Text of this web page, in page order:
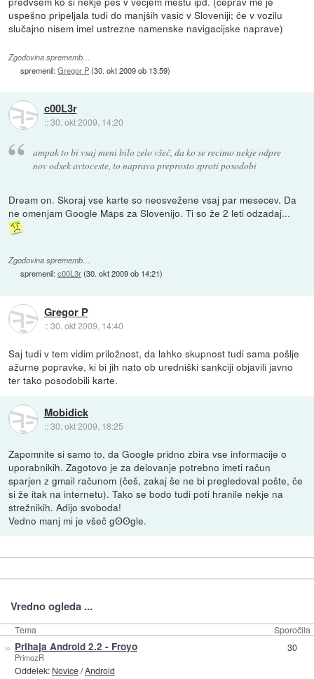
uspešno pripeljala tudi do manjših vasic v Sloveniji; če v vozilu
slučajno nisem imel ustrezne namenske navigacijske naprave)
Zgodovina sprememb…
spremenil:Gregor P(30. okt 2009 ob 13:59)
c00L3r
::30. okt 2009, 14:20
ampak to bi vsaj meni bilo zelo všeč, da ko se recimo nekje odpre
nov odsek avtoceste, to naprava preprosto sproti posodobi
Dream on. Skoraj vse karte so neosvežene vsaj par mesecev. Da
ne omenjam Google Maps za Slovenijo. Ti so že 2 leti odzadaj...
Zgodovina sprememb…
spremenil:c00L3r(30. okt 2009 ob 14:21)
Gregor P
::30. okt 2009, 14:40
Saj tudi v tem vidim priložnost, da lahko skupnost tudi sama pošlje
ažurne popravke, ki bi jih nato ob uredniški sankciji objavili javno
ter tako posodobili karte.
Mobidick
::30. okt 2009, 18:25
Zapomnite si samo to, da Google pridno zbira vse informacije o
uporabnikih. Zagotovo je za delovanje potrebno imeti račun
sparjen z gmail računom (češ, zakaj še ne bi pregledoval pošte, če
si že itak na internetu). Tako se bodo tudi poti hranile nekje na
strežnikih. Adijo svoboda!
Vedno manj mi je všeč gʘʘgle.
Vredno ogleda ...
Tema Sporočila
» Prihaja Android 2.2 - Froyo
PrimozR
Oddelek: Novice/Android
30